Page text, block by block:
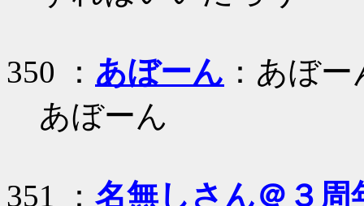
350 ： あぼーん ：あぼー
あぼーん
351 ： 名無しさん＠３周